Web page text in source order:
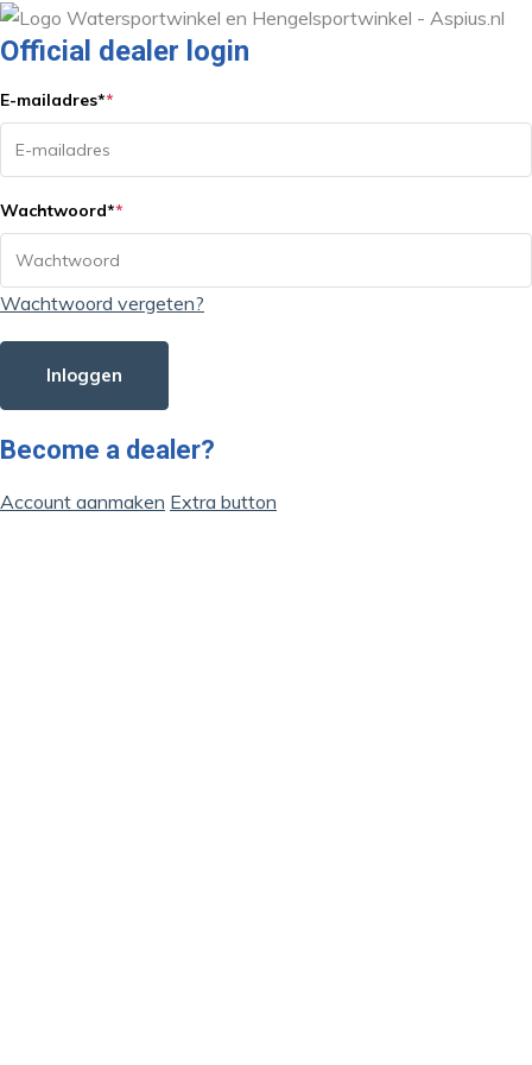
Official dealer login
E-mailadres**
Wachtwoord**
Wachtwoord vergeten?
Inloggen
Become a dealer?
Account aanmaken Extra button